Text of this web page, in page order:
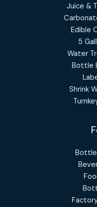
Juice &
Edible
5
Water
Bottle
Shrink